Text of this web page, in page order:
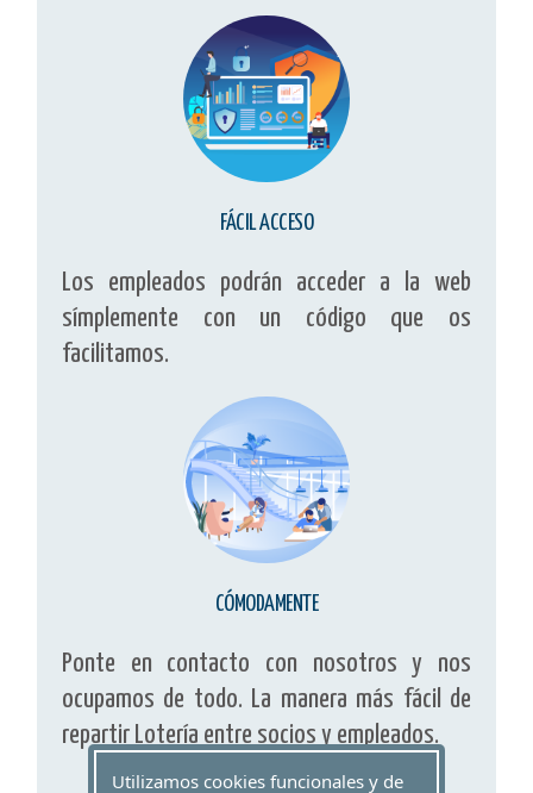
FÁCIL ACCESO
Los empleados podrán acceder a la web
símplemente con un código que os
facilitamos.
CÓMODAMENTE
Ponte en contacto con nosotros y nos
ocupamos de todo. La manera más fácil de
repartir Lotería entre socios y empleados.
Utilizamos cookies funcionales y de